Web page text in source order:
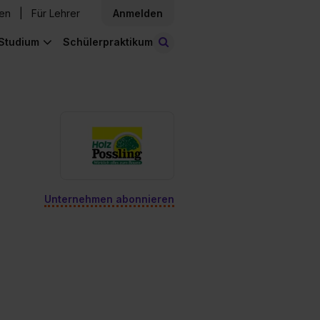
Für Lehrer Anmelden
Schülerpraktikum
Unternehmen abonnieren